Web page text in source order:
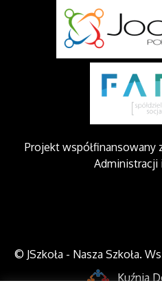
Projekt
Administracji
© JSzkoła - Nasza Szkoła.
Kuźnia